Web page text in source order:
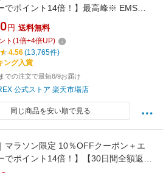
でポイント14倍！】最高峰※ EMSヘ
頭皮 ヘッドマッサージ EMS 赤色LED
【公式】 MYTREX EMS HEAD SPA
トレックス プロ フェイスケア リフト
ケア 電動頭皮ブラシ スカルプ スパ 美
円 送料無料
ト (1倍+4倍UP)
4.56(13,765件)
ング入賞
での注文で最短8/9お届け
公式ストア 楽天市場店
同じ商品を安い順で見る
マラソン限定 10％OFFクーポン＋エ
でポイント14倍！】【30日間全額返品